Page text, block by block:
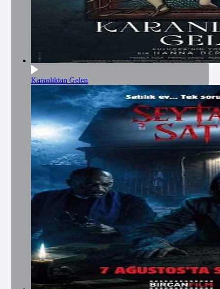
Karanlıktan Gelen